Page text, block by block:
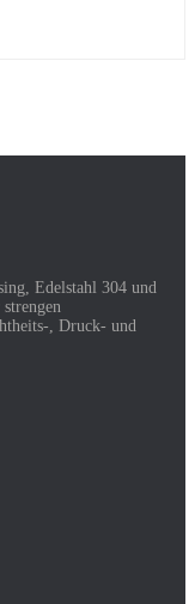
Edelstahl 304 und
, Druck- und